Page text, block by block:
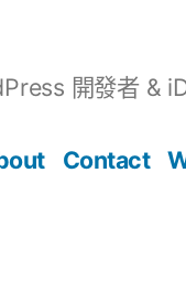
開發者 &
Contact